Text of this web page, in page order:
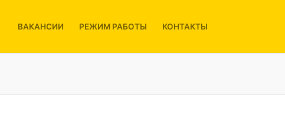
ВАКАНСИИ РЕЖИМ РАБОТЫ КОНТАКТЫ